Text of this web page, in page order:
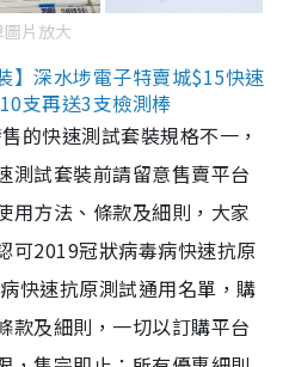
圖片放大
】深水埗電子特賣城$15快速
支再送3支檢測棒
的快速測試套裝規格不一，
測試套裝前請留意售賣平台
用方法、條款及細則，大家
可2019冠狀病毒病快速抗原
快速抗原測試通用名單，購
款及細則，一切以訂購平台